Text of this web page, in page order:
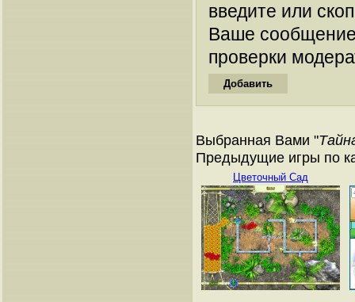
введите или
Ваше
проверки
Выбранная Вами "
Предыдущие игры по
Цветочный Сад